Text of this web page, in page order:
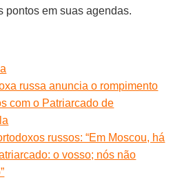
pontos em suas agendas.
russa anuncia o rompimento
com o Patriarcado de
russos: “Em Moscou, há
o vosso; nós não